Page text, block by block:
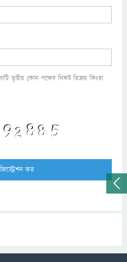
তৃতীয় কোন পক্ষের নিকট বিক্রয় কিংবা